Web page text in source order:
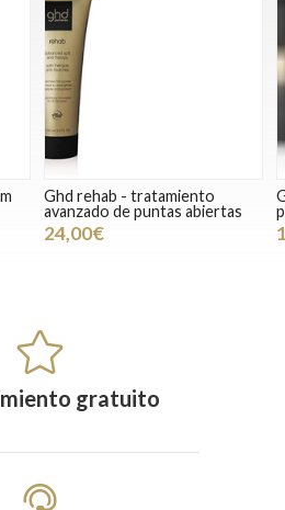
puntas abiertas
Ghd shiny ever
potenciador de
gratuito